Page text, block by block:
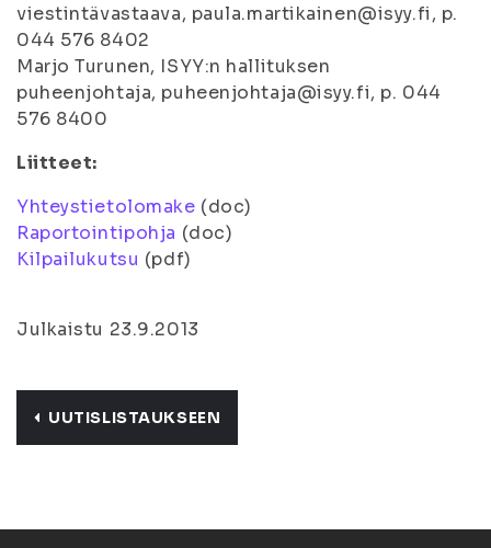
viestintävastaava, paula.martikainen@isyy.fi, p.
044 576 8402
Marjo Turunen, ISYY:n hallituksen
puheenjohtaja, puheenjohtaja@isyy.fi, p. 044
576 8400
Liitteet:
Yhteystietolomake (doc)
Raportointipohja (doc)
Kilpailukutsu (pdf)
Julkaistu 23.9.2013
UUTISLISTAUKSEEN